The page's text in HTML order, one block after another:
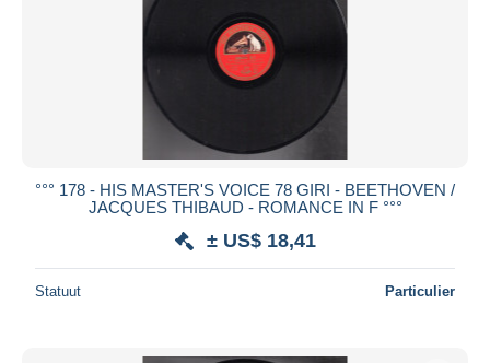
°°° 178 - HIS MASTER'S VOICE 78 GIRI - BEETHOVEN /
JACQUES THIBAUD - ROMANCE IN F °°°
± US$ 18,41
Statuut Particulier